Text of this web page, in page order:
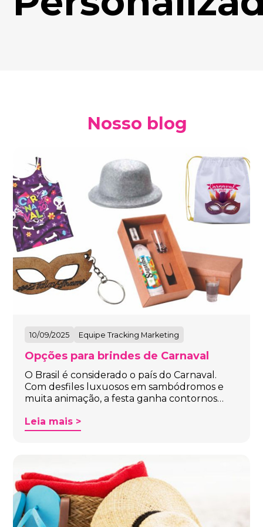
Nosso blog
10/09/2025 Equipe Tracking Marketing
Opções para brindes de Carnaval
O Brasil é considerado o país do Carnaval.
Com desfiles luxuosos em sambódromos e
muita animação, a festa ganha contornos…
Leia mais >